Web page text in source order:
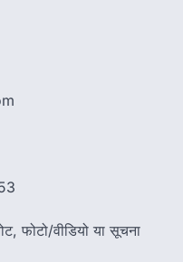
फोटो/वीडियो या सूचना